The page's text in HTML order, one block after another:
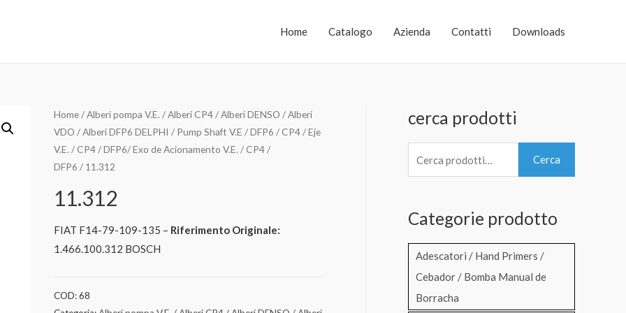
Home Catalogo Azienda Contatti Downloads
Home/Alberi pompa V.E. / Alberi CP4 / Alberi DENSO / Alberi
VDO / Alberi DFP6 DELPHI / Pump Shaft V.E / DFP6 / CP4 / Eje
V.E. / CP4 / DFP6/ Exo de Acionamento V.E. / CP4 /
DFP6 / 11.312
11.312
FIAT F14-79-109-135 – Riferimento Originale:
1.466.100.312 BOSCH
COD:68
cerca prodotti
e
c
Cerca
Categorie prodotto
Adescatori / Hand Primers /
Cebador / Bomba Manual de
Borracha